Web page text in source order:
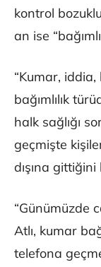
kontrol
an ise
“Kumar,
bağımlılık
halk sağlığı
geçmişte
dışına
“Günümüzde
Atlı, kumar
telefona